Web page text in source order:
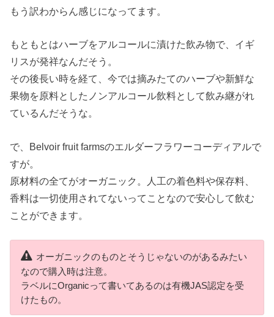
もう訳わからん感じになってます。
もともとはハーブをアルコールに漬けた飲み物で、イギ
リスが発祥なんだそう。
その後長い時を経て、今では摘みたてのハーブや新鮮な
果物を原料としたノンアルコール飲料として飲み継がれ
ているんだそうな。
で、Belvoir fruit farmsのエルダーフラワーコーディアルで
すが。
原材料の全てがオーガニック。人工の着色料や保存料、
香料は一切使用されてないってことなので安心して飲む
ことができます。
オーガニックのものとそうじゃないのがあるみたい
なので購入時は注意。
ラベルにOrganicって書いてあるのは有機JAS認定を受
けたもの。